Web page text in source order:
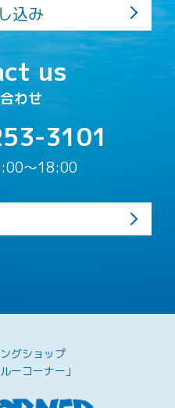
込み
us
わせ
3101
〜18:00
グショップ
ーコーナー」